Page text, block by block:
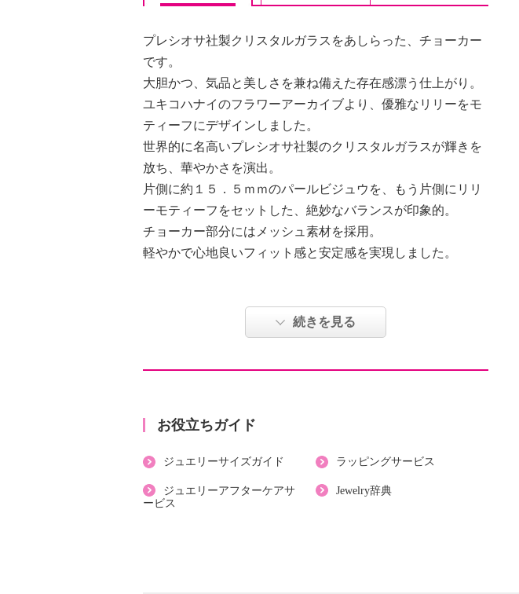
プレシオサ社製クリスタルガラスをあしらった、チョーカー
です。
大胆かつ、気品と美しさを兼ね備えた存在感漂う仕上がり。
ユキコハナイのフラワーアーカイブより、優雅なリリーをモ
ティーフにデザインしました。
世界的に名高いプレシオサ社製のクリスタルガラスが輝きを
放ち、華やかさを演出。
片側に約１５．５ｍｍのパールビジュウを、もう片側にリリ
ーモティーフをセットした、絶妙なバランスが印象的。
チョーカー部分にはメッシュ素材を採用。
軽やかで心地良いフィット感と安定感を実現しました。
・最大幅：約５．４ｃｍ
・合金
【メッキ素材】
・材質：シルバートーンコート
続きを見る
お役立ちガイド
ジュエリーサイズガイド ラッピングサービス
ジュエリーアフターケアサ
ービス
Jewelry辞典